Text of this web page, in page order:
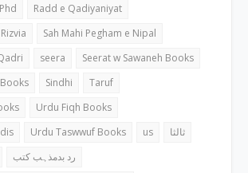
Phd
Radd e Qadiyaniyat
Sah Mahi Pegham e Nipal
seera
Seerat w Sawaneh Books
Sindhi
Taruf
Urdu Fiqh Books
Urdu Taswwuf Books us
ثالثا
رد بدمذہب کتب